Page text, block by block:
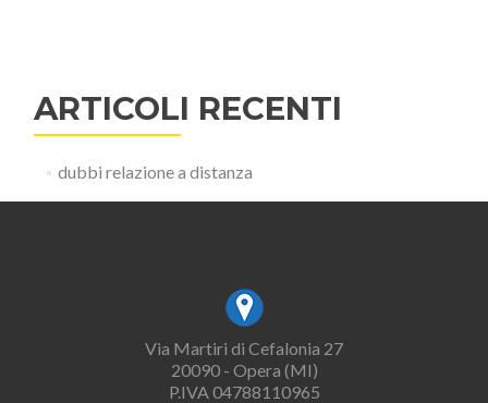
ARTICOLI RECENTI
dubbi relazione a distanza
Via Martiri di Cefalonia 27
20090 - Opera (MI)
P.IVA 04788110965